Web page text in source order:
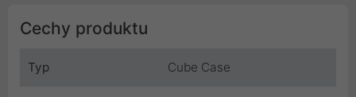
Cechy produktu
Typ Cube Case